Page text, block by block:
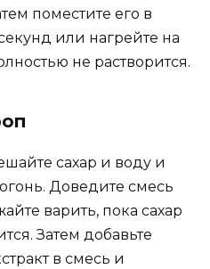
поместите его в
или нагрейте на
не растворится.
сахар и воду и
Доведите смесь
варить, пока сахар
Затем добавьте
в смесь и